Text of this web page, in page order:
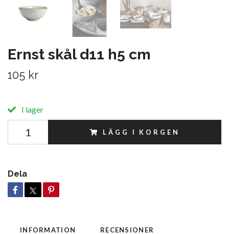
Ernst skål d11 h5 cm
105 kr
I lager
LÄGG I KORGEN
Dela
INFORMATION RECENSIONER